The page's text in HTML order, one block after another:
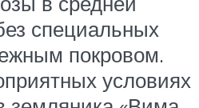
специальных
покровом.
условиях